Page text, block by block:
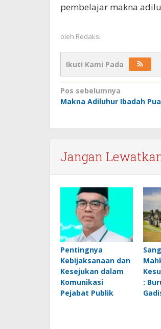
pembelajar makna
oleh Redaksi
Ikuti Kami Pada
Navigasi
pos
Pos sebelumnya
Makna Adiluhur Ibadah
Jangan
Pentingnya
Kebijaksanaan dan
Kesejukan dalam
Komunikasi
Pejabat Publik
: